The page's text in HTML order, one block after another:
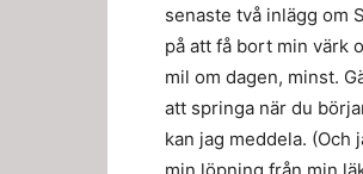
senaste två inlägg om
på att få bort min värk
mil om dagen, minst.
att springa när du
kan jag meddela. (Och